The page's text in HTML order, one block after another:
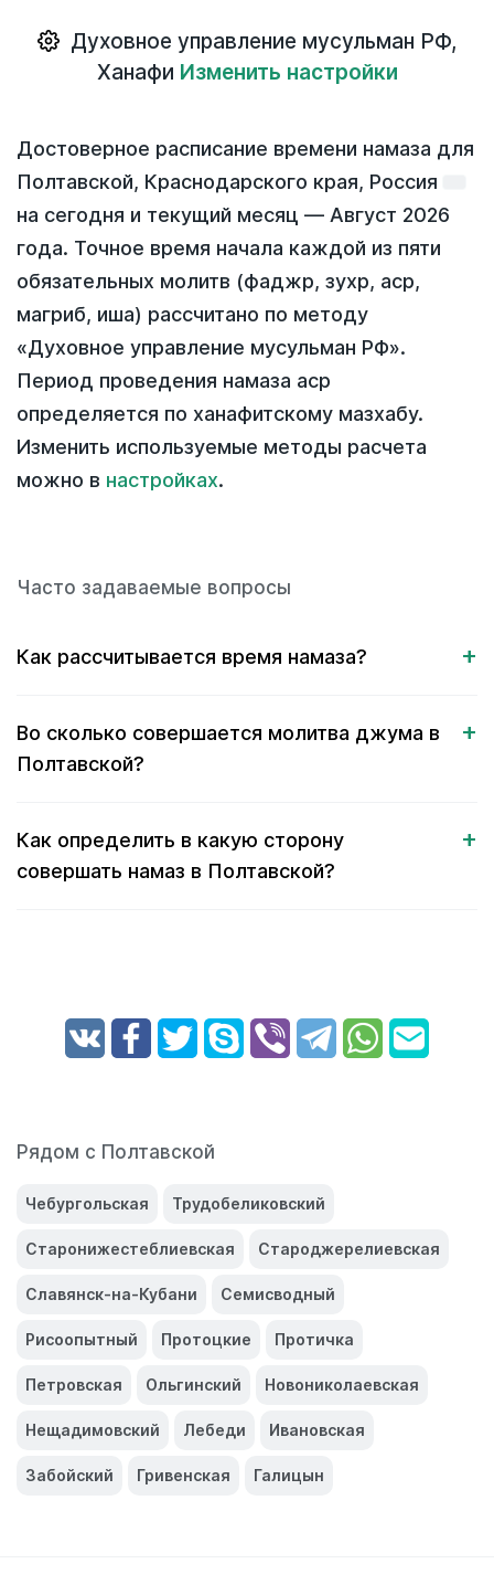
Духовное управление мусульман РФ,
Ханафи Изменить настройки
Достоверное расписание времени намаза для
Полтавской, Краснодарского края, Россия
на сегодня и текущий месяц — Август 2026
года. Точное время начала каждой из пяти
обязательных молитв (фаджр, зухр, аср,
магриб, иша) рассчитано по методу
«Духовное управление мусульман РФ».
Период проведения намаза аср
определяется по ханафитскому мазхабу.
Изменить используемые методы расчета
можно в настройках.
Часто задаваемые вопросы
Как рассчитывается время намаза?
Во сколько совершается молитва джума в
Полтавской?
Как определить в какую сторону
совершать намаз в Полтавской?
Рядом с Полтавской
Чебургольская Трудобеликовский
Старонижестеблиевская Староджерелиевская
Славянск-на-Кубани Семисводный
Рисоопытный Протоцкие Протичка
Петровская Ольгинский Новониколаевская
Нещадимовский Лебеди Ивановская
Забойский Гривенская Галицын